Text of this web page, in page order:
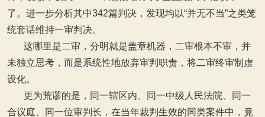
了。进一步分析其中342篇判决，发现均以“并无不当”之类笼
统套话维持一审判决。
这哪里是二审，分明就是盖章机器，二审根本不审，并
未独立思考，而是系统性地放弃审判职责，将二审终审制虚
设化。
更为荒谬的是，同一辖区内、同一中级人民法院、同一
合议庭、同一位审判长，在当年裁判生效的同类案件中，竟